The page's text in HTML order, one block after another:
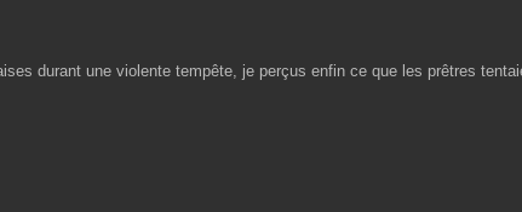
durant une violente tempête, je perçus enfin ce que les prêtres